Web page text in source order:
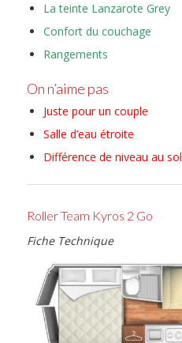
La teinte Lanzarote Grey
Confort du couchage
Rangements
On n’aime pas
Juste pour un couple
Salle d’eau étroite
Différence de niveau au sol
Roller Team Kyros 2 Go
Fiche Technique